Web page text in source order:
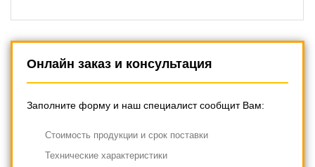
Онлайн заказ и консультация
Заполните форму и наш специалист сообщит Вам:
Cтоимость продукции и срок поставки
Технические характеристики